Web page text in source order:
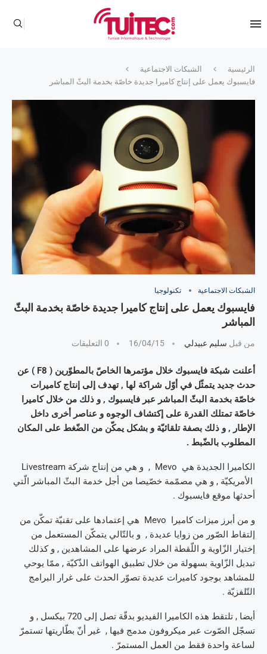
الرئيسية
الشبكات الاجتماعية
فايسبوك يعمل على إنتاج كاميرا جديدة خاصّة بخدمة البثّ المباشر
الشبكات الاجتماعية تكنولوجيا
فايسبوك يعمل على إنتاج كاميرا جديدة خاصّة بخدمة البثّ
المباشر
من قبل سليم عبيدلي 16/04/15 0 التعليقات
أعلنت شبكة فايسبوك خلال مؤتمرها الخاصّ بالمطوّرين ( F8 ) عن
حدث جديد يتمثّل في أوّل شراكة لها , تهدف إلى إنتاج كاميرات
خاصّة بخدمة البثّ المباشر عبر فايسبوك , و ذلك من خلال كاميرا
خاصّة تمتلك القدرة على إكتشاف الوجوه و عناصر أخرى داخل
الإطار , و ذلك بصفة تلقائيّة و بشكل يمكّن من الضّغط على المكان
المطلوب بالضّبط .
الكاميرا الجديدة هي Mevo , و هي من إنتاج شركة Livestream
الأمريكيّة , و هي مصمّمة خصّيصا من أجل خدمة البثّ المباشر الّتي
أحدثها موقع فايسبوك .
و من أبرز ميزات كاميرا Mevo هي إعتمادها على تقنيّة تمكّن من
إلتقاط الصّور من زوايا عديدة , و بالتّالي يتمكّن المستعمل من
إختيار الزّاوية و اللّقطة المراد عرضها على المشاهدين , و كذلك
تبديل الزّاوية بسهولة من خلال تطبيق الهواتف الذّكيّة , ممّا يوحي
للمشاهد بوجود كاميرات عديدة تصوّر الحدث على غرار البرامج
التّلفزيّة .
أيضا , تلتقط هذه الكاميرا الفيديو بدقّة تصل إلى 720 بيكسل , و
تسجّل الصّوت عبر ميكروفون مدمج فيها , غير أنّ بطّاريتها تستمرّ
لساعة واحدة فقط من العمل المستمرّ .